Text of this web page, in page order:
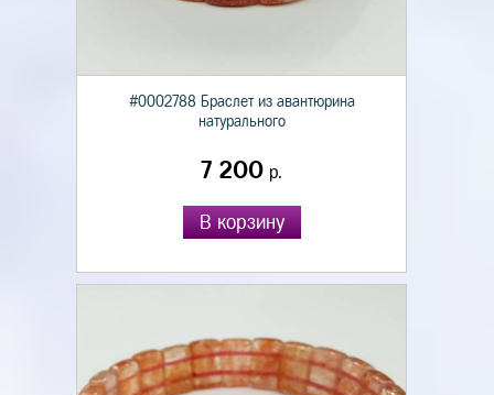
#0002788 Браслет из авантюрина
натурального
7 200 р.
В корзину